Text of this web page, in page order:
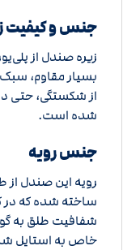
جنس و کیفیت
بسیار مقاوم،
از شکستگی، حتی
شده است.
جنس رویه
ساخته شده که در
شفافیت طلق به
خاص به استایل